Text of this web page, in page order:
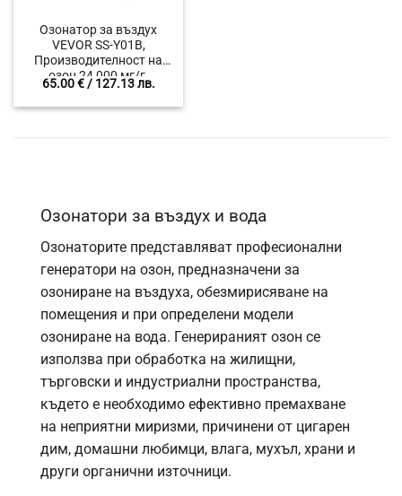
Озонатор за въздух
VEVOR SS-Y01B,
Производителност на
озон 24 000 мг/г,
Подходяща площ до 300
m², За автомобили,
65.00€/ 127.13 лв.
Озонатори за въздух и вода
Озонаторите представляват професионални
генератори на озон, предназначени за
озониране на въздуха, обезмирисяване на
помещения и при определени модели
озониране на вода. Генерираният озон се
използва при обработка на жилищни,
търговски и индустриални пространства,
където е необходимо ефективно премахване
на неприятни миризми, причинени от цигарен
дим, домашни любимци, влага, мухъл, храни и
други органични източници.